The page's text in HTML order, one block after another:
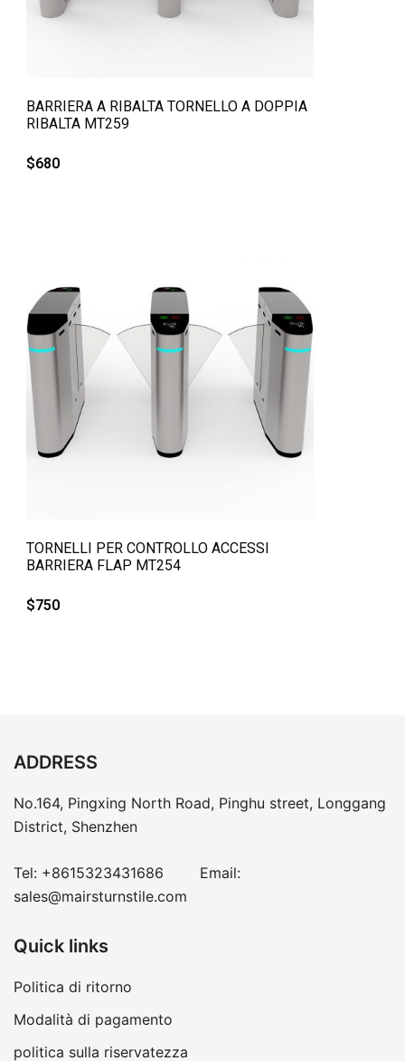
BARRIERA A RIBALTA TORNELLO A DOPPIA
RIBALTA MT259
$680
TORNELLI PER CONTROLLO ACCESSI
BARRIERA FLAP MT254
$750
ADDRESS
No.164, Pingxing North Road, Pinghu street, Longgang
District, Shenzhen
Tel: +8615323431686 Email:
sales@mairsturnstile.com
Quick links
Politica di ritorno
Modalità di pagamento
politica sulla riservatezza